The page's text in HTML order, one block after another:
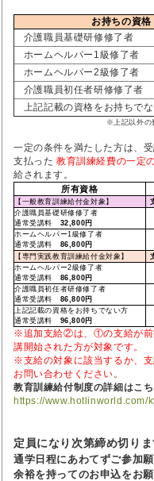
お持ちの資格
介護職員基礎研修修了者
ホームヘルパー1級修了者
ホームヘルパー2級修了者
介護職員初任者研修修了者
上記記載の資格をお持ちで
※上記以外の
一定の条件を満たした方は、
支払った 教育訓練経費の一定
給されます。
所有資格
【一般教育訓練給付金対象】
介護職員基礎研修修了者
通常受講料 32,800円
ホームヘルパー1級修了者
通常受講料 86,800円
【専門実践教育訓練給付金対象】
ホームヘルパー2級修了者
通常受講料 86,800円
介護職員初任者研修修了者
通常受講料 86,800円
上記記載の資格をお持ちでない方
通常受講料 96,800円
※追加支給②は、①の支給が前
講開始された方が対象です。
※支給の対象に該当するか、
お問い合わせください。
教育訓練給付制度の詳細はこち
https://www.hotlinworld.com/
定員になり次第締め切りま
通学日程にあわてずご参加
余裕を持ってのお申込をお願